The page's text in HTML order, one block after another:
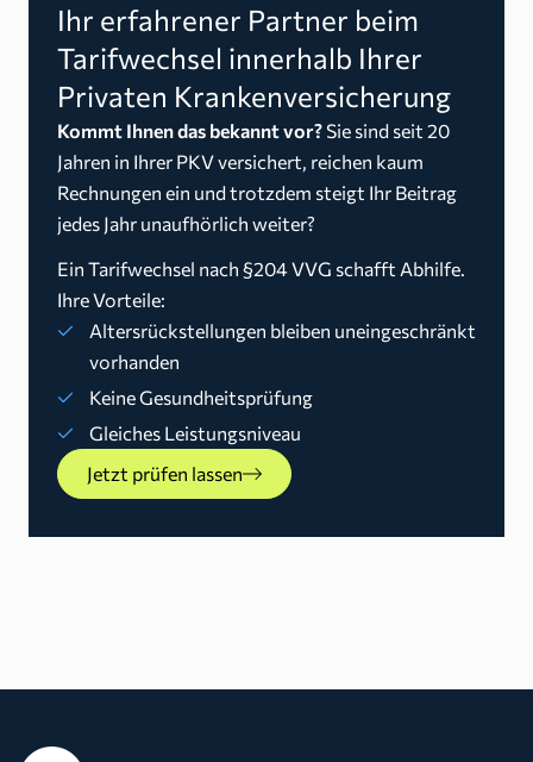
Ihr erfahrener Partner beim
Tarifwechsel innerhalb Ihrer
Privaten Krankenversicherung
Kommt Ihnen das bekannt vor? Sie sind seit 20
Jahren in Ihrer PKV versichert, reichen kaum
Rechnungen ein und trotzdem steigt Ihr Beitrag
jedes Jahr unaufhörlich weiter?
Ein Tarifwechsel nach §204 VVG schafft Abhilfe.
Ihre Vorteile:
Altersrückstellungen bleiben uneingeschränkt
vorhanden
Keine Gesundheitsprüfung
Gleiches Leistungsniveau
Jetzt prüfen lassen